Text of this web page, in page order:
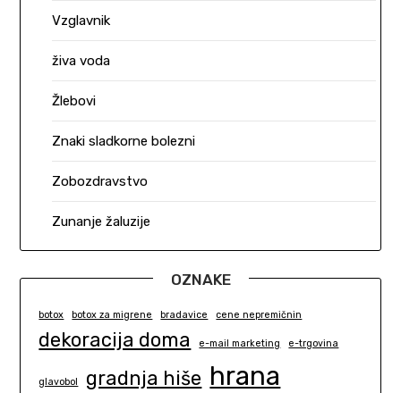
Vzglavnik
živa voda
Žlebovi
Znaki sladkorne bolezni
Zobozdravstvo
Zunanje žaluzije
OZNAKE
botox botox za migrene bradavice cene nepremičnin
dekoracija doma e-mail marketing e-trgovina
glavobol gradnja hiše hrana